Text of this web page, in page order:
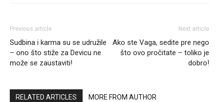
Previous article
Sudbina i karma su se udružile
– ono što stiže za Devicu ne
može se zaustaviti!
Next article
Ako ste Vaga, sedite pre nego
što ovo pročitate – toliko je
dobro!
RELATED ARTICLES MORE FROM AUTHOR